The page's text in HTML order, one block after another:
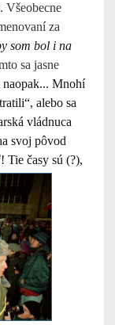
. Všeobecne
za
som bol i na
sa jasne
Mnohí
alebo sa
vládnuca
svoj pôvod
Tie časy sú (?),